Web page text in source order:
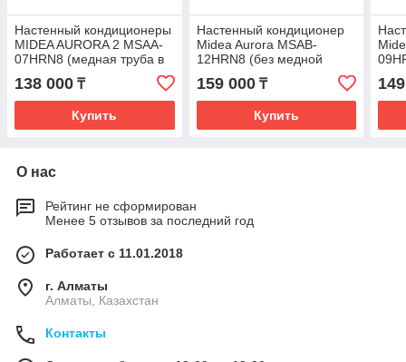
Настенный кондиционеры
MIDEA AURORA 2 MSAA-
07HRN8 (медная труба в
комплекте)
138 000 ₸
Купить
Настенный кондиционер
Midea Aurora MSAB-
12HRN8 (без медной
159 000₸
Купить
О нас
Рейтинг не сформирован
Менее 5 отзывов за последний год
Работает с 11.01.2018
г. Алматы
Алматы, Казахстан
Контакты